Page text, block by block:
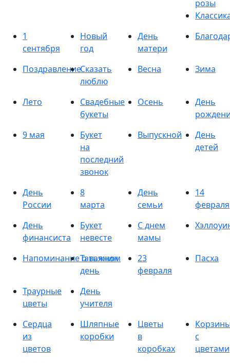
розы
1
сентября
Новый
год
День
матери
ПоздравлениеСказать
люблю
Весна Зима
Лето
Свадебные
букеты
Осень
День
9 мая
Букет
на
последний
звонок
Выпускной
День
детей
День
России
8
марта
День
семьи
14
февраля
День
финансиста
Букет
невесте
С днем
мамы
Напоминание о важном
Татьянин
день
23
февраля
Пасха
Траурные
цветы
День
учителя
Сердца
из
цветов
Шляпные
коробки
Цветы
в
коробках
с
цветами